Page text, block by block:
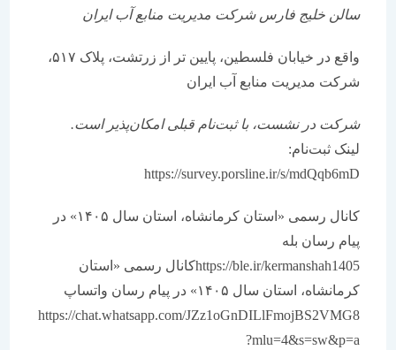
سالن خلیج فارس شرکت مدیریت منابع آب ایران
واقع در خیابان فلسطین، پایین تر از زرتشت، پلاک ۵۱۷،
شرکت مدیریت منابع آب ایران
شرکت در نشست، با ثبت‌نام قبلی امکان‌پذیر است.
لینک ثبت‌نام:
https://survey.porsline.ir/s/mdQqb6mD
کانال رسمی «استان کرمانشاه، استان سال ۱۴۰۵» در
پیام رسان بله
https://ble.ir/kermanshah1405کانال رسمی «استان
کرمانشاه، استان سال ۱۴۰۵» در پیام رسان واتساپ
https://chat.whatsapp.com/JZz1oGnDILlFmojBS2VMG8
?mlu=4&s=sw&p=a